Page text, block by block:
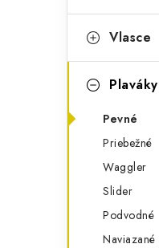
a
n
l
i
Vlasce
Plaváky
Pevné
Priebežné
Waggler
Slider
Podvodné
Naviazané